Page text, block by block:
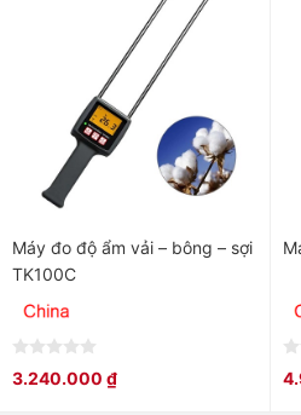
Máy đo độ ẩm vải – bông – sợi
TK100C
0
out
3.240.000 ₫
0